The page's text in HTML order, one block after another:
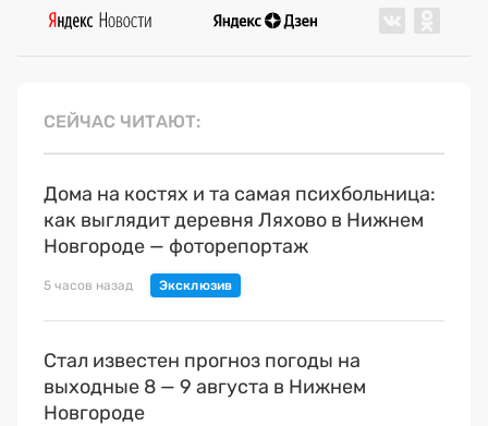
СЕЙЧАС ЧИТАЮТ
Дома на костях и та самая психбольница:
как выглядит деревня Ляхово в Нижнем
Новгороде — фоторепортаж
5 часов назад
Стал известен прогноз погоды на
выходные 8 — 9 августа в Нижнем
Новгороде